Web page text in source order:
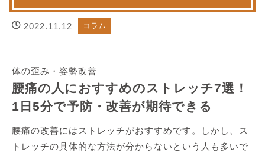
2022.11.12 コラム
体の歪み・姿勢改善
腰痛の人におすすめのストレッチ7選！
1日5分で予防・改善が期待できる
腰痛の改善にはストレッチがおすすめです。しかし、ス
トレッチの具体的な方法が分からないという人も多いで